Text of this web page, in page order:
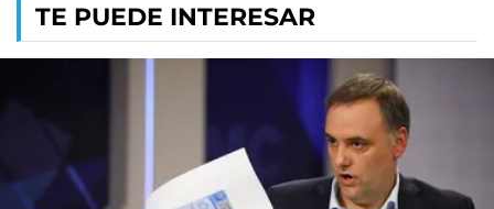
TE PUEDE INTERESAR